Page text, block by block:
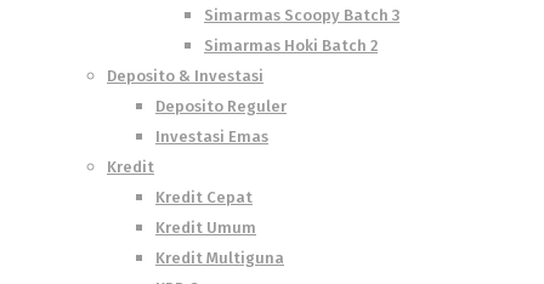
Simarmas Scoopy Batch 3
Simarmas Hoki Batch 2
Deposito & Investasi
Deposito Reguler
Investasi Emas
Kredit
Kredit Cepat
Kredit Umum
Kredit Multiguna